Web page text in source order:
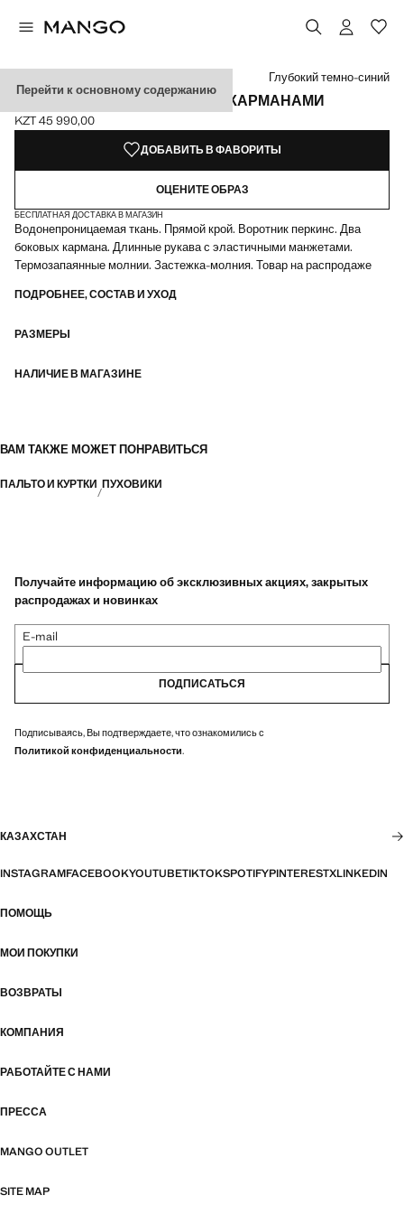
Перейти к основному содержанию
НЕПРОМОКАЕМАЯ КУРТКА С КАРМАНАМИ
Текущая цена [KZT 45 990,00 ]
KZT 45 990,00
Выберите цвет
Выбранный цвет: Глубокий темно-синий
Глубокий темно-синий
ДОБАВИТЬ В ФАВОРИТЫ
ОЦЕНИТЕ ОБРАЗ
БЕСПЛАТНАЯ ДОСТАВКА В МАГАЗИН
Водонепроницаемая ткань. Прямой крой. Воротник перкинс. Два
боковых кармана. Длинные рукава с эластичными манжетами.
Термозапаянные молнии. Застежка-молния. Товар на распродаже
ПОДРОБНЕЕ, СОСТАВ И УХОД
РАЗМЕРЫ
НАЛИЧИЕ В МАГАЗИНЕ
ВАМ ТАКЖЕ МОЖЕТ ПОНРАВИТЬСЯ
ПАЛЬТО И КУРТКИ ПУХОВИКИ
Получайте информацию об эксклюзивных акциях, закрытых
распродажах и новинках
E-mail
ПОДПИСАТЬСЯ
Подписываясь, Вы подтверждаете, что ознакомились с
Политикой конфиденциальности.
КАЗАХСТАН
INSTAGRAMFACEBOOKYOUTUBETIKTOKSPOTIFYPINTERESTXLINKEDIN
ПОМОЩЬ
МОИ ПОКУПКИ
ВОЗВРАТЫ
КОМПАНИЯ
РАБОТАЙТЕ С НАМИ
ПРЕССА
MANGO OUTLET
SITE MAP